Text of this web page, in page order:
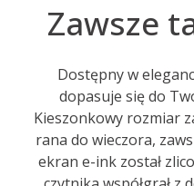
Zawsze
Dostępny w
dopasuje się do
Kieszonkowy rozmiar
rana do wieczora,
ekran e-ink został